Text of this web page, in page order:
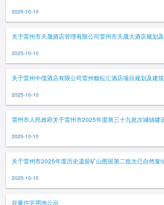
2025-10-10
关于雷州市天晟酒店管理有限公司雷州市天晟大酒店规划
2025-10-10
关于雷州中儒酒店有限公司雷州馥纭汇酒店项目规划及建
2025-10-10
雷州市人民政府关于雷州市2025年度第三十九批次城镇建
2025-10-10
关于雷州市2025年度历史遗留矿山图斑第二批次已自然复
2025-10-10
存量住宅用地公示